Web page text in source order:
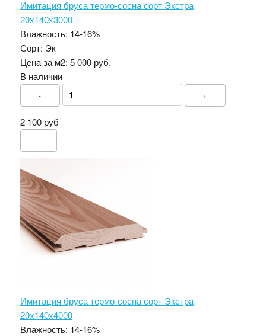
Имитация бруса термо-сосна сорт Экстра
20х140х3000
Влажность: 14-16%
Сорт: Эк
Цена за м2: 5 000 руб.
В наличии
- +
2 100 руб
Имитация бруса термо-сосна сорт Экстра
20х140х4000
Влажность: 14-16%